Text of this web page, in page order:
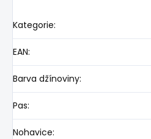
Kategorie:
EAN:
Barva džínoviny:
Pas:
Nohavice: